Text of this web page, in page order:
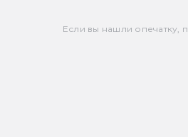
Если вы нашли опечатку,